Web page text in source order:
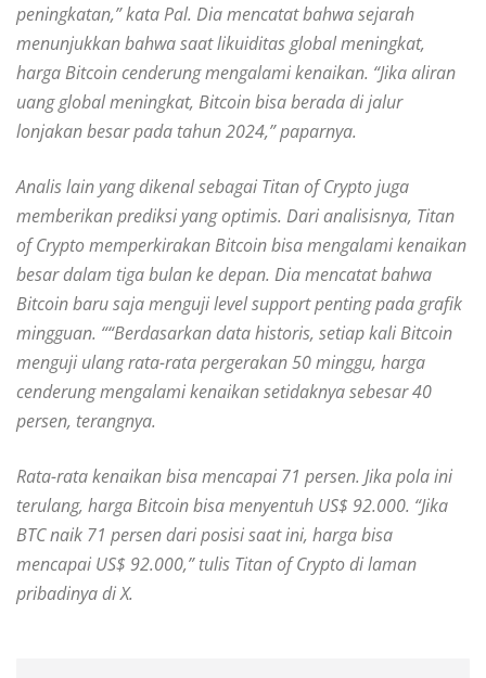
peningkatan,” kata Pal. Dia mencatat bahwa sejarah
menunjukkan bahwa saat likuiditas global meningkat,
harga Bitcoin cenderung mengalami kenaikan. “Jika aliran
uang global meningkat, Bitcoin bisa berada di jalur
lonjakan besar pada tahun 2024,” paparnya.
Analis lain yang dikenal sebagai Titan of Crypto juga
memberikan prediksi yang optimis. Dari analisisnya, Titan
of Crypto memperkirakan Bitcoin bisa mengalami kenaikan
besar dalam tiga bulan ke depan. Dia mencatat bahwa
Bitcoin baru saja menguji level support penting pada grafik
mingguan. ““Berdasarkan data historis, setiap kali Bitcoin
menguji ulang rata-rata pergerakan 50 minggu, harga
cenderung mengalami kenaikan setidaknya sebesar 40
persen, terangnya.
Rata-rata kenaikan bisa mencapai 71 persen. Jika pola ini
terulang, harga Bitcoin bisa menyentuh US$ 92.000. “Jika
BTC naik 71 persen dari posisi saat ini, harga bisa
mencapai US$ 92.000,” tulis Titan of Crypto di laman
pribadinya di X.